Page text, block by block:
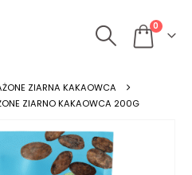
0
ZIARNA KAKAOWCA
ZIARNO KAKAOWCA 200G